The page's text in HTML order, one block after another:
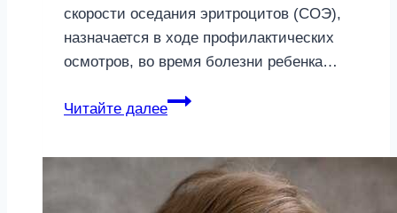
скорости оседания эритроцитов (СОЭ),
назначается в ходе профилактических
осмотров, во время болезни ребенка…
Читайте далее
СОЭ